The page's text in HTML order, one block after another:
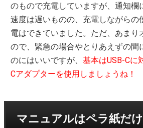
のもので充電していますが、通知欄
速度は遅いものの、充電しながらの
電はできていました。ただ、あまり
ので、緊急の場合やとりあえずの間
のにはいいですが、基本はUSB-Cに
Cアダプターを使用しましょうね！
マニュアルはペラ紙だ